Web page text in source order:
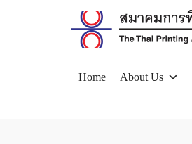
Home About Us